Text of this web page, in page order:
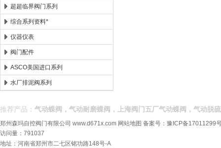
超超临界阀门系列
综合系列资料*
仪器仪表
阀门配件
ASCO美国进口系列
水厂排泥阀系列
推荐产品： 气动蝶阀，气动耐磨蝶阀，上海阀门五厂气动蝶阀，气动脱
郑州森玛自控阀门有限公司 www.d671x.com 网站地图 备案号： 豫ICP备17011299
访问量：791037
地址：河南省郑州市二七区铭功路148号-A